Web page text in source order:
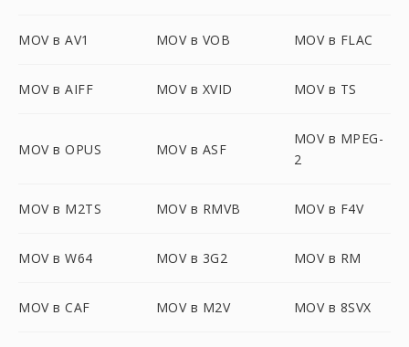
MOV в AV1 MOV в VOB MOV в FLAC
MOV в AIFF MOV в XVID MOV в TS
MOV в OPUS MOV в ASF
MOV в MPEG-
2
MOV в M2TS MOV в RMVB MOV в F4V
MOV в W64 MOV в 3G2 MOV в RM
MOV в CAF MOV в M2V MOV в 8SVX